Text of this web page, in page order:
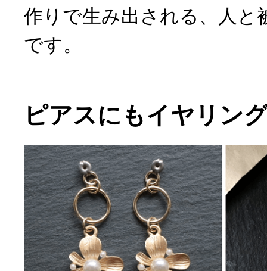
作りで生み出される、人と
です。
ピアスにもイヤリン